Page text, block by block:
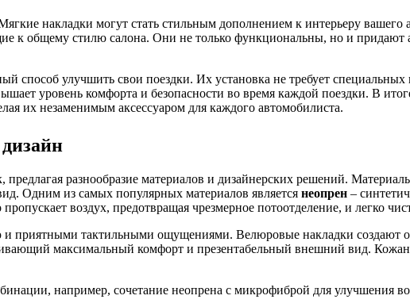
накладки могут стать стильным дополнением к интерьеру
к общему стилю салона. Они не только функциональны, но и
способ улучшить свои поездки. Их установка не требует специальных
уровень комфорта и безопасности во время каждой поездки. В
их незаменимым аксессуаром для каждого автомобилиста.
разнообразие материалов и дизайнерских решений.
Одним из самых популярных материалов является неопрен –
воздух, предотвращая чрезмерное потоотделение, и легко
и приятными тактильными ощущениями. Велюровые накладки создают
максимальный комфорт и презентабельный внешний вид.
например, сочетание неопрена с микрофиброй для улучшения